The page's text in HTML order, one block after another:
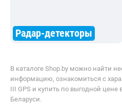
Радар-детекторы
В каталоге Shop.by можно найти
информацию, ознакомиться с
III GPS и купить по выгодной цене
Беларуси.